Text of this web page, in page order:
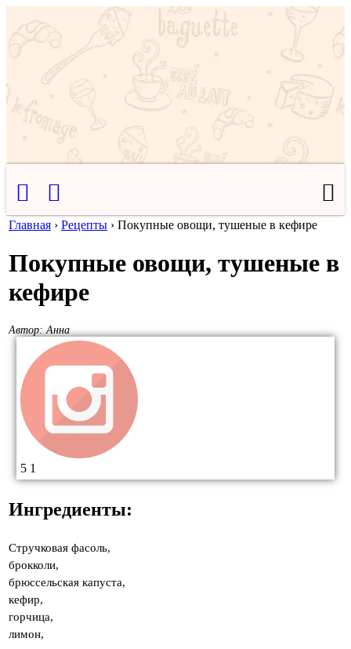
Главная › Рецепты › Покупные овощи, тушеные в кефире
Покупные овощи, тушеные в
кефире
Автор: Анна
5 1
Ингредиенты:
Стручковая фасоль,
брокколи,
брюссельская капуста,
кефир,
горчица,
лимон,